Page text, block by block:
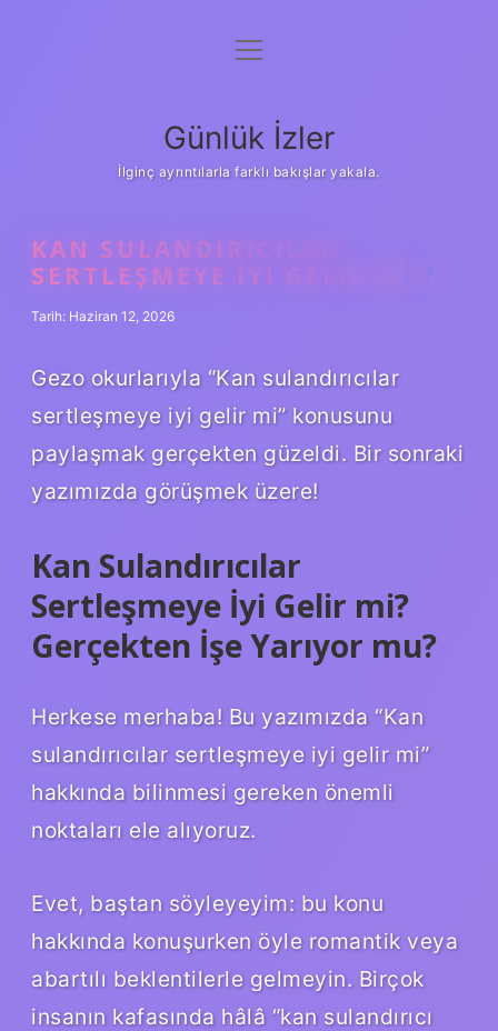
Anasayfa
Yasal Uyarı
menüyü
Günlük İzler
İlginç ayrıntılarla farklı bakışlar yakala.
KAN SULANDIRICILAR
SERTLEŞMEYE IYI GELIR MI ?
Tarih: Haziran 12, 2026
Gezo okurlarıyla “Kan sulandırıcılar
sertleşmeye iyi gelir mi” konusunu
paylaşmak gerçekten güzeldi. Bir sonraki
yazımızda görüşmek üzere!
Kan Sulandırıcılar
Sertleşmeye İyi Gelir mi?
Gerçekten İşe Yarıyor mu?
Herkese merhaba! Bu yazımızda “Kan
sulandırıcılar sertleşmeye iyi gelir mi”
hakkında bilinmesi gereken önemli
noktaları ele alıyoruz.
Evet, baştan söyleyeyim: bu konu
hakkında konuşurken öyle romantik veya
abartılı beklentilerle gelmeyin. Birçok
insanın kafasında hâlâ “kan sulandırıcı